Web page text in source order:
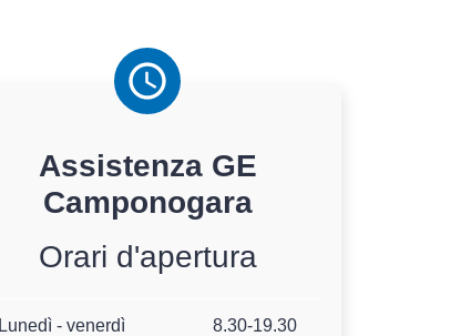
Assistenza GE
Camponogara
Orari d'apertura
Lunedì - venerdì 8.30-19.30